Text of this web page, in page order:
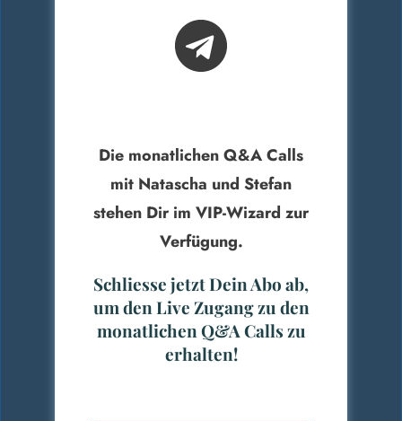
Die monatlichen Q&A Calls
mit Natascha und Stefan
stehen Dir im VIP-Wizard zur
Verfügung.
Schliesse jetzt Dein Abo ab,
um den Live Zugang zu den
monatlichen Q&A Calls zu
erhalten!